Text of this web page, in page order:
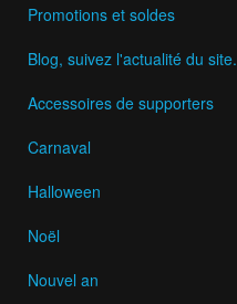
Promotions et soldes
Blog, suivez l'actualité du site.
Accessoires de supporters
Carnaval
Halloween
Noël
Nouvel an